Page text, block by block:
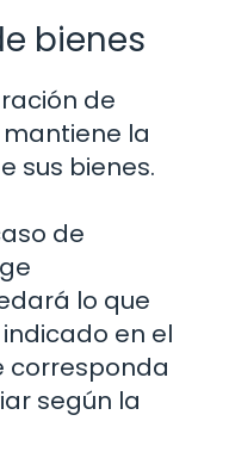
bienes
de
la
sus bienes.
de
lo que
en el
corresponda
según la